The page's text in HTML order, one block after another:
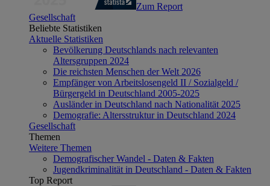
Zum Report
Gesellschaft
Beliebte Statistiken
Aktuelle Statistiken
Bevölkerung Deutschlands nach relevanten
Altersgruppen 2024
Die reichsten Menschen der Welt 2026
Empfänger von Arbeitslosengeld II / Sozialgeld /
Bürgergeld in Deutschland 2005-2025
Ausländer in Deutschland nach Nationalität 2025
Demografie: Altersstruktur in Deutschland 2024
Gesellschaft
Themen
Weitere Themen
Demografischer Wandel - Daten & Fakten
Jugendkriminalität in Deutschland - Daten & Fakten
Top Report